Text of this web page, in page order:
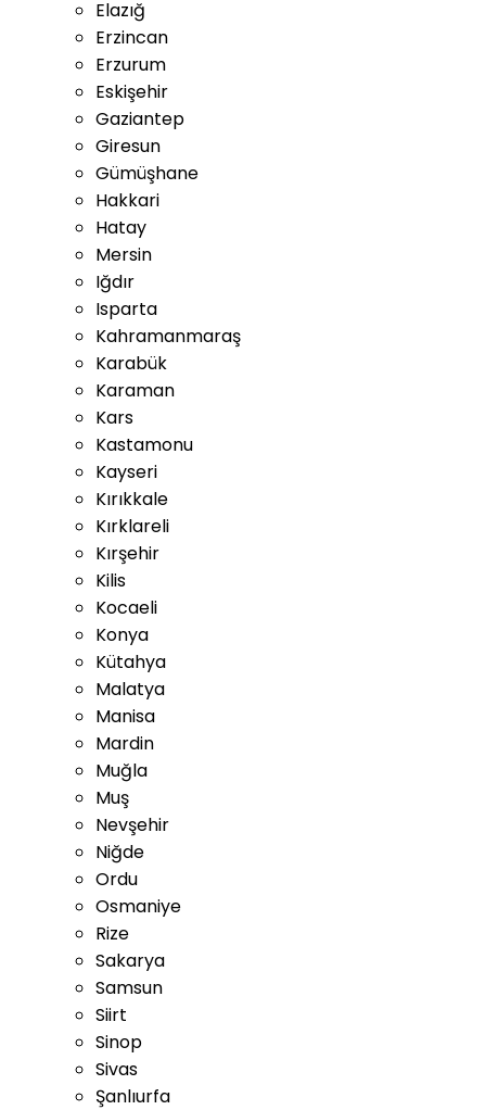
Elazığ
Erzincan
Erzurum
Eskişehir
Gaziantep
Giresun
Gümüşhane
Hakkari
Hatay
Mersin
Iğdır
Isparta
Kahramanmaraş
Karabük
Karaman
Kars
Kastamonu
Kayseri
Kırıkkale
Kırklareli
Kırşehir
Kilis
Kocaeli
Konya
Kütahya
Malatya
Manisa
Mardin
Muğla
Muş
Nevşehir
Niğde
Ordu
Osmaniye
Rize
Sakarya
Samsun
Siirt
Sinop
Sivas
Şanlıurfa